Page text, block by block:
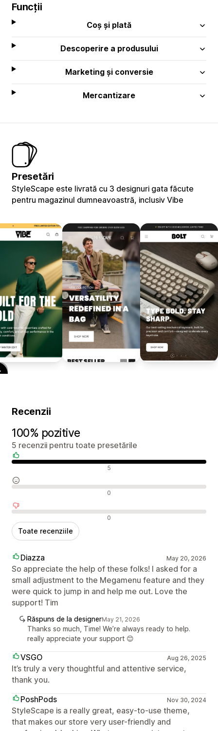
Funcții
Coș și plată
Descoperire a produsului
Marketing și conversie
Mercantizare
Presetări
StyleScape este livrată cu 3 designuri gata făcute
pentru magazinul dumneavoastră, inclusiv Vibe
Recenzii
100% pozitive
5 recenzii pentru toate presetările
5
0
0
Toate recenziile
Diazza May 20, 2026
So appreciate the help of these folks! I asked for a
small adjustment to the Megamenu feature and they
were quick to jump in and help me out. Love the
support! Tim
Răspuns de la designerMay 21, 2026
Thanks so much, Time! We’re always ready to help.
really appreciate your support 😊
VSGO Aug 26, 2025
It’s truly a very thoughtful and attentive service,
thank you.
PoshPods
Nov 30, 2024
StyleScape is a really great, easy-to-use theme,
that makes our store very user-friendly and